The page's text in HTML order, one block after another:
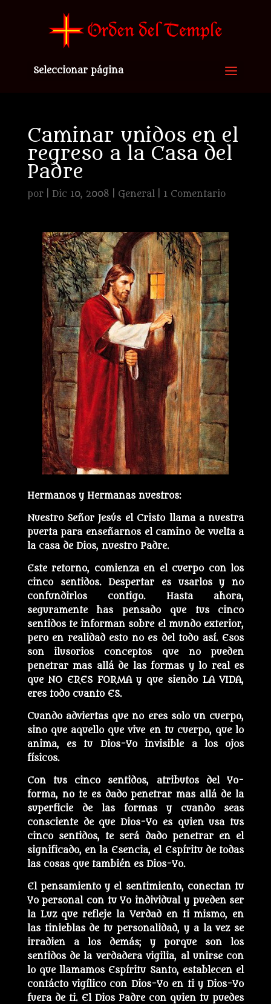
Seleccionar página
Caminar unidos en el
regreso a la Casa del
Padre
por Dic 10, 2008 General| 1 Comentario
Hermanos y Hermanas nuestros:
Nuestro Señor Jesús el Cristo llama a nuestra
puerta para enseñarnos el camino de vuelta a
la casa de Dios, nuestro Padre.
Este retorno, comienza en el cuerpo con los
cinco sentidos. Despertar es usarlos y no
confundirlos contigo. Hasta ahora,
seguramente has pensado que tus cinco
sentidos te informan sobre el mundo exterior,
pero en realidad esto no es del todo así. Esos
son ilusorios conceptos que no pueden
penetrar mas allá de las formas y lo real es
que NO ERES FORMA y que siendo LA VIDA,
eres todo cuanto ES.
Cuando adviertas que no eres solo un cuerpo,
sino que aquello que vive en tu cuerpo, que lo
anima, es tu Dios-Yo invisible a los ojos
físicos.
Con tus cinco sentidos, atributos del Yo-
forma, no te es dado penetrar mas allá de la
superficie de las formas y cuando seas
consciente de que Dios-Yo es quien usa tus
cinco sentidos, te será dado penetrar en el
significado, en la Esencia, el Espíritu de todas
las cosas que también es Dios-Yo.
El pensamiento y el sentimiento, conectan tu
Yo personal con tu Yo individual y pueden ser
la Luz que refleje la Verdad en ti mismo, en
las tinieblas de tu personalidad, y a la vez se
irradien a los demás; y porque son los
sentidos de la verdadera vigilia, al unirse con
lo que llamamos Espíritu Santo, establecen el
contácto vigílico con Dios-Yo en ti y Dios-Yo
fuera de ti. El Dios Padre con quien tu puedes